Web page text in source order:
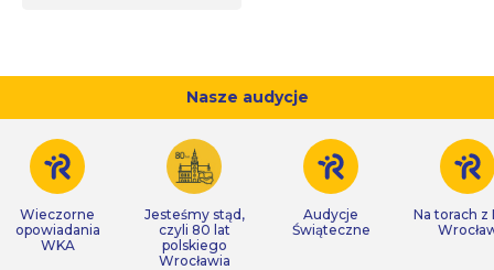
Nasze audycje
Wieczorne
opowiadania
WKA
Jesteśmy stąd,
czyli 80 lat
polskiego
Wrocławia
Audycje
Świąteczne
Na torach z